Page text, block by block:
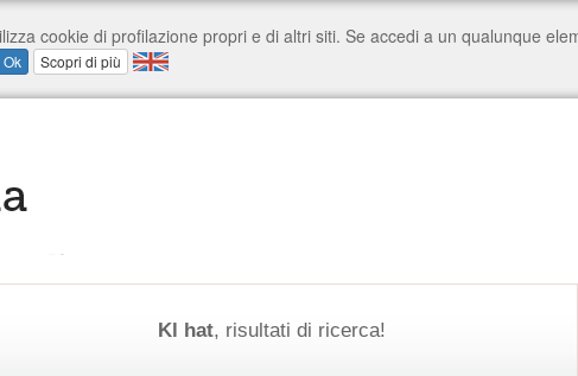
Kl hat, risultati di ricerca!